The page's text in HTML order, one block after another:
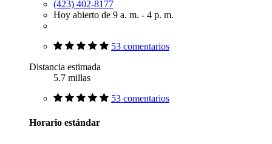
(423) 402-8177
Hoy abierto de 9 a. m. - 4 p. m.
53 comentarios
Distancia estimada
5.7 millas
53 comentarios
Horario estándar